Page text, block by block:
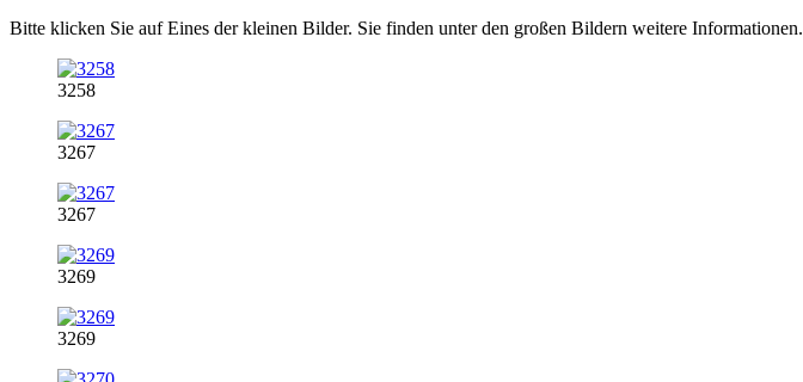
Bitte klicken Sie auf Eines der kleinen Bilder. Sie finden unter den großen Bildern weitere Informationen.
3258
3267
3267
3269
3269